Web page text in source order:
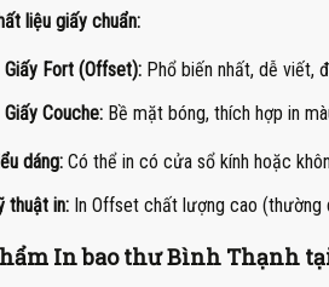
liệu giấy chuẩn:
Giấy Fort (Offset): Phổ biến nhất, dễ viết,
Giấy Couche: Bề mặt bóng, thích hợp in
dáng: Có thể in có cửa sổ kính hoặc
thuật in: In Offset chất lượng cao (thường
In bao thư Bình Thạnh